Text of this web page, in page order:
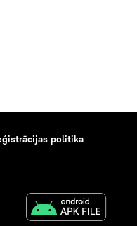
politika